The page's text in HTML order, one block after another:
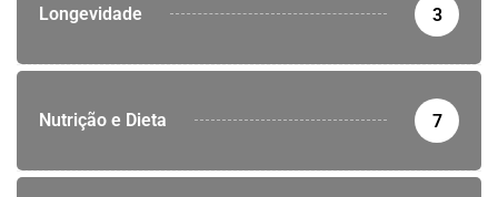
Longevidade 3
Nutrição e Dieta 7